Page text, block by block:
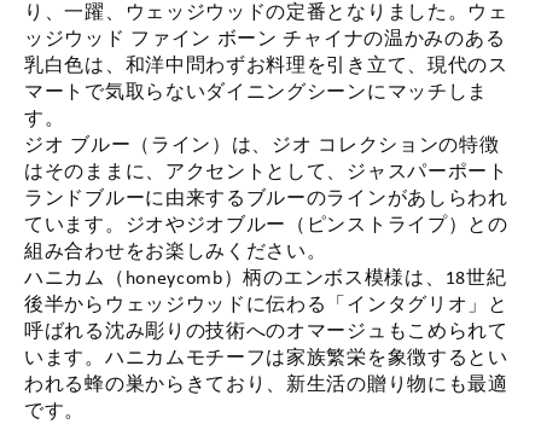
り、一躍、ウェッジウッドの定番となりました。ウェ
ッジウッド ファイン ボーン チャイナの温かみのある
乳白色は、和洋中問わずお料理を引き立て、現代のス
マートで気取らないダイニングシーンにマッチしま
す。
ジオ ブルー（ライン）は、ジオ コレクションの特徴
はそのままに、アクセントとして、ジャスパーポート
ランドブルーに由来するブルーのラインがあしらわれ
ています。ジオやジオブルー（ピンストライプ）との
組み合わせをお楽しみください。
ハニカム（honeycomb）柄のエンボス模様は、18世紀
後半からウェッジウッドに伝わる「インタグリオ」と
呼ばれる沈み彫りの技術へのオマージュもこめられて
います。ハニカムモチーフは家族繁栄を象徴するとい
われる蜂の巣からきており、新生活の贈り物にも最適
です。